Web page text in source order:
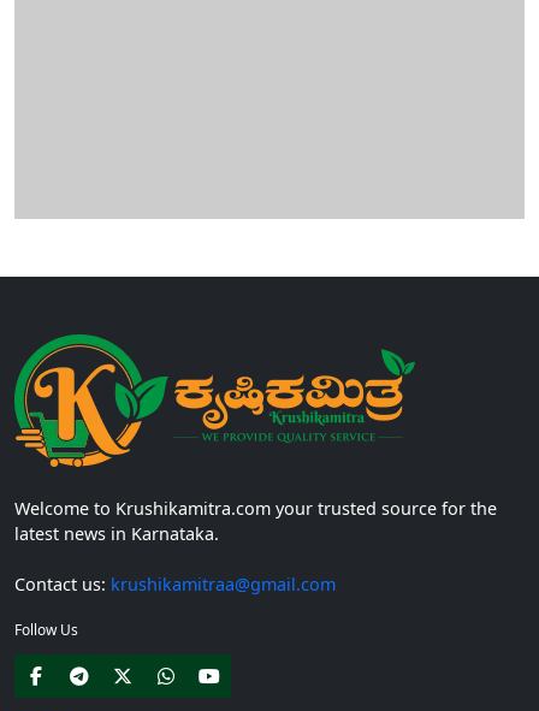
Welcome to Krushikamitra.com your trusted source for the
latest news in Karnataka.
Contact us: krushikamitraa@gmail.com
Follow Us